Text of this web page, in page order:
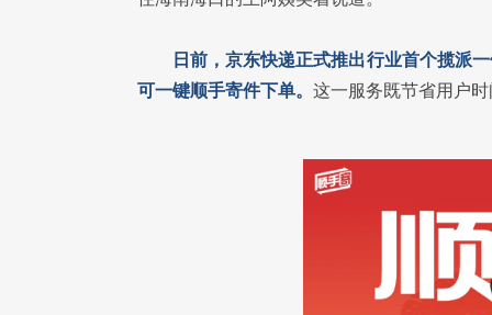
日前，京东快递正式推出行业首个揽派
可一键顺手寄件下单。 这一服务既节省用户